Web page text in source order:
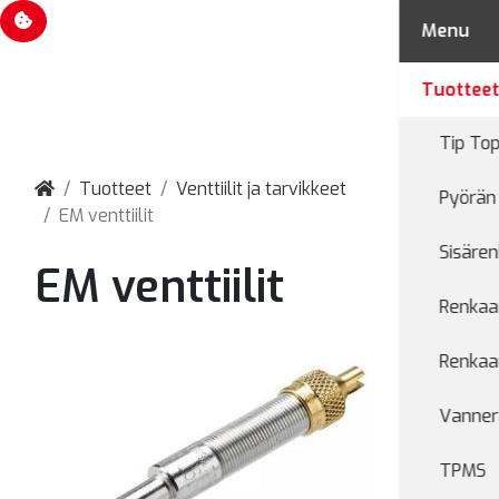
Tuotteet
Venttiilit ja tarvikkeet
EM venttiilit
EM venttiilit
Menu
Tuotteet
Tip
TPMS
Evästevalinnat